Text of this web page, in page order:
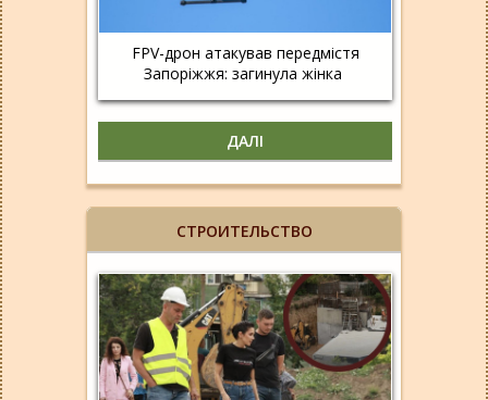
FPV-дрон атакував передмістя
Запоріжжя: загинула жінка
ДАЛІ
СТРОИТЕЛЬСТВО